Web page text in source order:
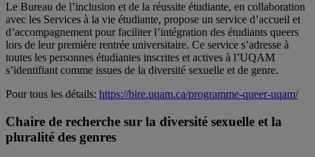
Le Bureau de l’inclusion et de la réussite étudiante, en collaboration
avec les Services à la vie étudiante, propose un service d’accueil et
d’accompagnement pour faciliter l’intégration des étudiants queers
lors de leur première rentrée universitaire. Ce service s’adresse à
toutes les personnes étudiantes inscrites et actives à l’UQAM
s’identifiant comme issues de la diversité sexuelle et de genre.
Pour tous les détails: https://bire.uqam.ca/programme-queer-uqam/
Chaire de recherche sur la diversité sexuelle et la
pluralité des genres